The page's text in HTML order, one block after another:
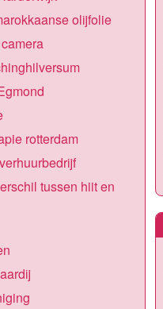
olijfolie
rotterdam
tussen hiit en